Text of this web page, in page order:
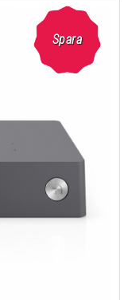
Spara